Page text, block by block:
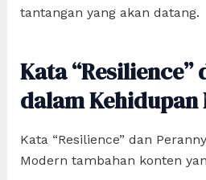
tantangan yang akan datang.
Kata “Resilience”
dalam Kehidupan
Kata “Resilience” dan
Modern tambahan konten